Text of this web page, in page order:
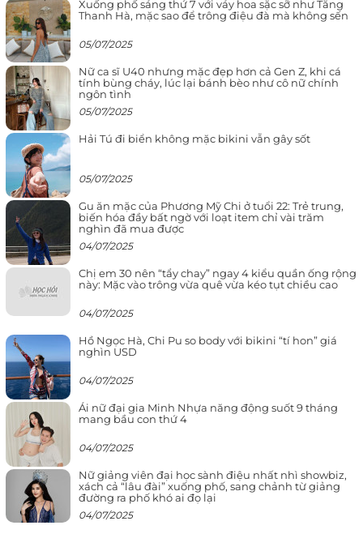
Xuống phố sáng thứ 7 với váy hoa sặc sỡ như Tăng
Thanh Hà, mặc sao để trông điệu đà mà không sến
05/07/2025
Nữ ca sĩ U40 nhưng mặc đẹp hơn cả Gen Z, khi cá
tính bùng cháy, lúc lại bánh bèo như cô nữ chính
ngôn tình
05/07/2025
Hải Tú đi biển không mặc bikini vẫn gây sốt
05/07/2025
Gu ăn mặc của Phương Mỹ Chi ở tuổi 22: Trẻ trung,
biến hóa đầy bất ngờ với loạt item chỉ vài trăm
nghìn đã mua được
04/07/2025
Chị em 30 nên “tẩy chay” ngay 4 kiểu quần ống rộng
này: Mặc vào trông vừa quê vừa kéo tụt chiều cao
04/07/2025
Hồ Ngọc Hà, Chi Pu so body với bikini “tí hon” giá
nghìn USD
04/07/2025
Ái nữ đại gia Minh Nhựa năng động suốt 9 tháng
mang bầu con thứ 4
04/07/2025
Nữ giảng viên đại học sành điệu nhất nhì showbiz,
xách cả “lâu đài” xuống phố, sang chảnh từ giảng
đường ra phố khó ai đọ lại
04/07/2025